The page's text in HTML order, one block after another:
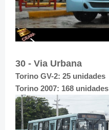
30 - Via Urbana
Torino GV-2: 25 unidades
Torino 2007: 168 unidades